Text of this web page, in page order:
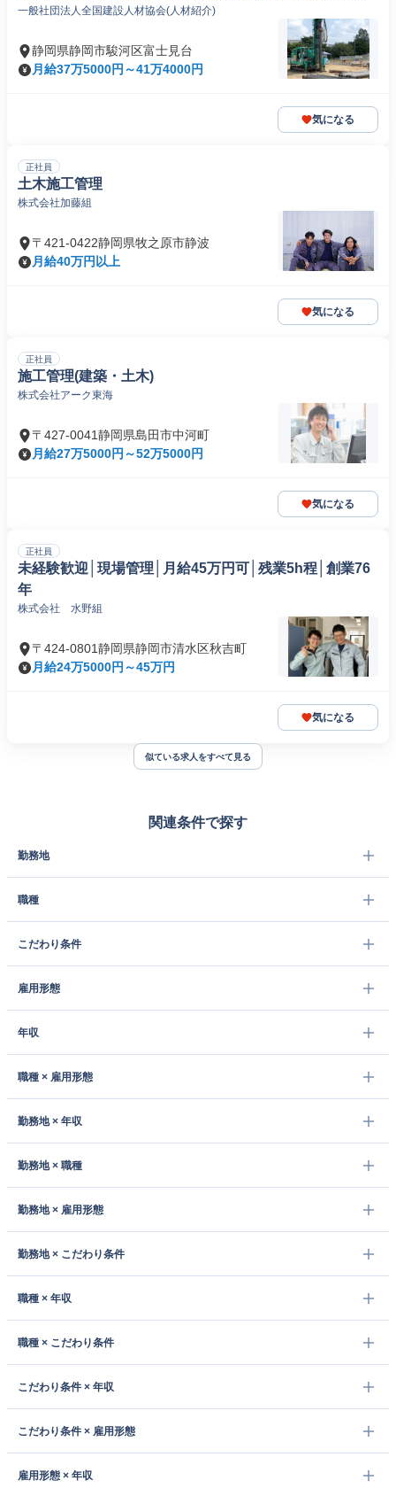
一般社団法人全国建設人材協会(人材紹介)
静岡県静岡市駿河区富士見台
月給37万5000円～41万4000円
気になる
正社員
土木施工管理
株式会社加藤組
〒421-0422静岡県牧之原市静波
月給40万円以上
気になる
正社員
施工管理(建築・土木)
株式会社アーク東海
〒427-0041静岡県島田市中河町
月給27万5000円～52万5000円
気になる
正社員
未経験歓迎│現場管理│月給45万円可│残業5h程│創業76
年
株式会社 水野組
〒424-0801静岡県静岡市清水区秋吉町
月給24万5000円～45万円
気になる
似ている求人をすべて見る
関連条件で探す
勤務地
職種
こだわり条件
雇用形態
年収
職種 × 雇用形態
勤務地 × 年収
勤務地 × 職種
勤務地 × 雇用形態
勤務地 × こだわり条件
職種 × 年収
職種 × こだわり条件
こだわり条件 × 年収
こだわり条件 × 雇用形態
雇用形態 × 年収